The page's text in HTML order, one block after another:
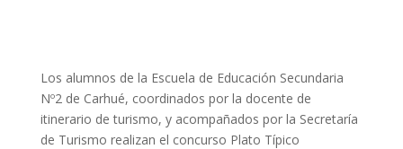
Los alumnos de la Escuela de Educación Secundaria
Nº2 de Carhué, coordinados por la docente de
itinerario de turismo, y acompañados por la Secretaría
de Turismo realizan el concurso Plato Típico